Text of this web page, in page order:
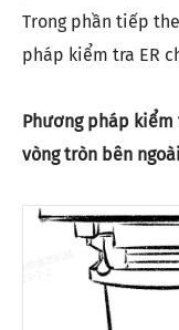
Trong phần tiếp
pháp kiểm tra ER
Phương pháp
vòng tròn bên